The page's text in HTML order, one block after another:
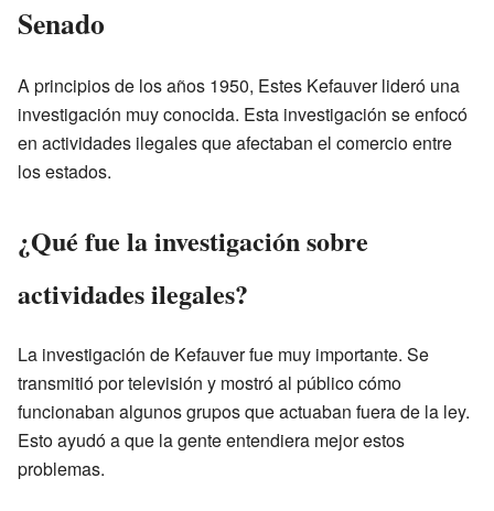
Senado
A principios de los años 1950, Estes Kefauver lideró una
investigación muy conocida. Esta investigación se enfocó
en actividades ilegales que afectaban el comercio entre
los estados.
¿Qué fue la investigación sobre
actividades ilegales?
La investigación de Kefauver fue muy importante. Se
transmitió por televisión y mostró al público cómo
funcionaban algunos grupos que actuaban fuera de la ley.
Esto ayudó a que la gente entendiera mejor estos
problemas.